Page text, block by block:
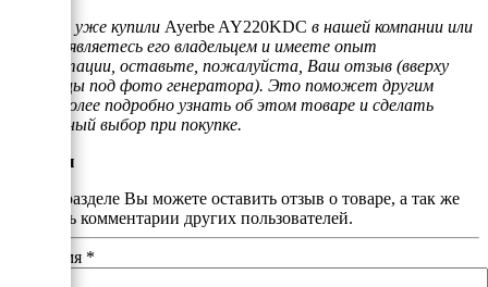
Если Вы уже купили Ayerbe AY220KDC в нашей компании или
просто являетесь его владельцем и имеете опыт
эксплуатации, оставьте, пожалуйста, Ваш отзыв (вверху
страницы под фото генератора). Это поможет другим
людям более подробно узнать об этом товаре и сделать
правильный выбор при покупке.
Отзывы
В этом разделе Вы можете оставить отзыв о товаре, а так же
почитать комментарии других пользователей.
Ваше имя *